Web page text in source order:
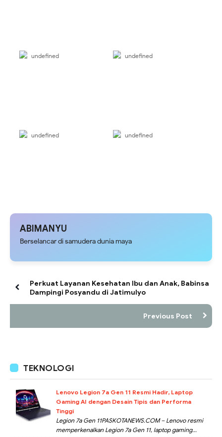
undefined undefined
undefined undefined
ABIMANYU
Berselancar di samudera dunia maya
Perkuat Layanan Kesehatan Ibu dan Anak, Babinsa
Dampingi Posyandu di Jatimulyo
Previous Post
TEKNOLOGI
Lenovo Legion 7a Gen 11 Resmi Hadir, Laptop
Gaming AI dengan Desain Tipis dan Performa
Tinggi
Legion 7a Gen 11PASKOTANEWS.COM – Lenovo resmi
memperkenalkan Legion 7a Gen 11, laptop gaming...